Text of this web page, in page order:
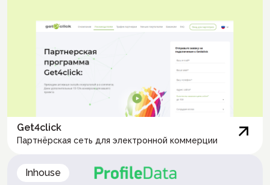
Get4click
Партнёрская сеть для электронной коммерции
Inhouse